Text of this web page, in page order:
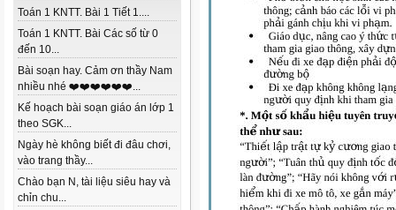
Toán 1 KNTT. Bài 1 Tiết 1....
Toán 1 KNTT. Bài Các số từ 0
đến 10...
Bài soạn hay. Cảm ơn thầy Nam
nhiều nhé ❤️❤️❤️❤️❤️❤️...
Kế hoạch bài soạn giáo án lớp 1
theo SGK...
Ngày hè không biết đi đâu chơi,
vào trang thầy...
Chào bạn N, tài liệu siêu hay và
chỉn chu...